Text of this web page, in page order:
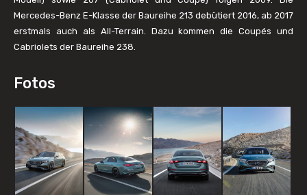
Mercedes-Benz E-Klasse der Baureihe 213 debütiert 2016, ab 2017
erstmals auch als All-Terrain. Dazu kommen die Coupés und
Cabriolets der Baureihe 238.
Fotos